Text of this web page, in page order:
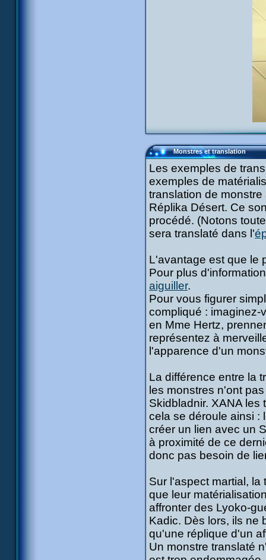
Monstres et translation
Les exemples de
exemples de
translation de
Réplika Désert. Ce
procédé. (Notons
sera translaté dans l'
L'avantage est que le
Pour plus
aiguiller.
Pour vous figurer
compliqué : imaginez-
en Mme Hertz,
représentez à
l'apparence d'un
La différence entre la
les monstres n'ont
Skidbladnir. XANA les
cela se déroule ainsi :
créer un lien avec un
à proximité de ce
donc pas besoin de
Sur l'aspect martial,
que leur
affronter des Lyoko-
Kadic. Dès lors, ils ne
qu'une réplique d'un
Un monstre translaté